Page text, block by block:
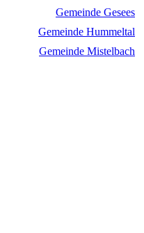
Gemeinde Gesees
Gemeinde Hummeltal
Gemeinde Mistelbach